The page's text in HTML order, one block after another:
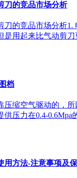
刀的竞品市场分析
刀的竞品市场分析1.
是用起来比气动剪
档
压缩空气驱动的，
供压力在0.4-0.6Mpa
用方法-注意事项及